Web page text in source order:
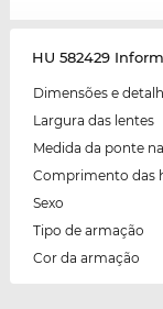
HU 582429
Dimensões e
Largura das lentes
Medida da ponte
Comprimento das
Sexo
Tipo de armação
Cor da armação